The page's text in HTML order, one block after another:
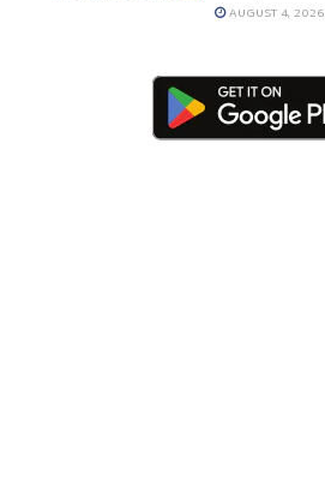
AUGUST 4, 2026